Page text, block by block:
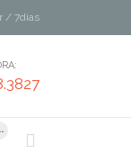
/ 7dias
